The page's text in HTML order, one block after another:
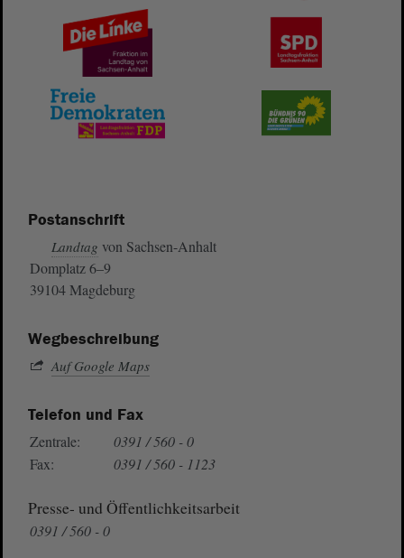
Postanschrift
Landtag von Sachsen-Anhalt
Domplatz 6–9
39104 Magdeburg
Wegbeschreibung
Auf Google Maps
Telefon und Fax
Zentrale:
0391 / 560 - 0
Fax:
0391 / 560 - 1123
Presse- und Öffentlichkeitsarbeit
0391 / 560 - 0